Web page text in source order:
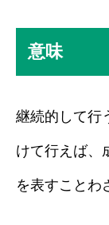
意味
継続的して行
けて行えば、
を表すことわ